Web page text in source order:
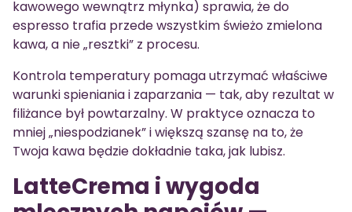
kawowego wewnątrz młynka) sprawia, że do
espresso trafia przede wszystkim świeżo zmielona
kawa, a nie „resztki” z procesu.
Kontrola temperatury pomaga utrzymać właściwe
warunki spieniania i zaparzania — tak, aby rezultat w
filiżance był powtarzalny. W praktyce oznacza to
mniej „niespodzianek” i większą szansę na to, że
Twoja kawa będzie dokładnie taka, jak lubisz.
LatteCrema i wygoda